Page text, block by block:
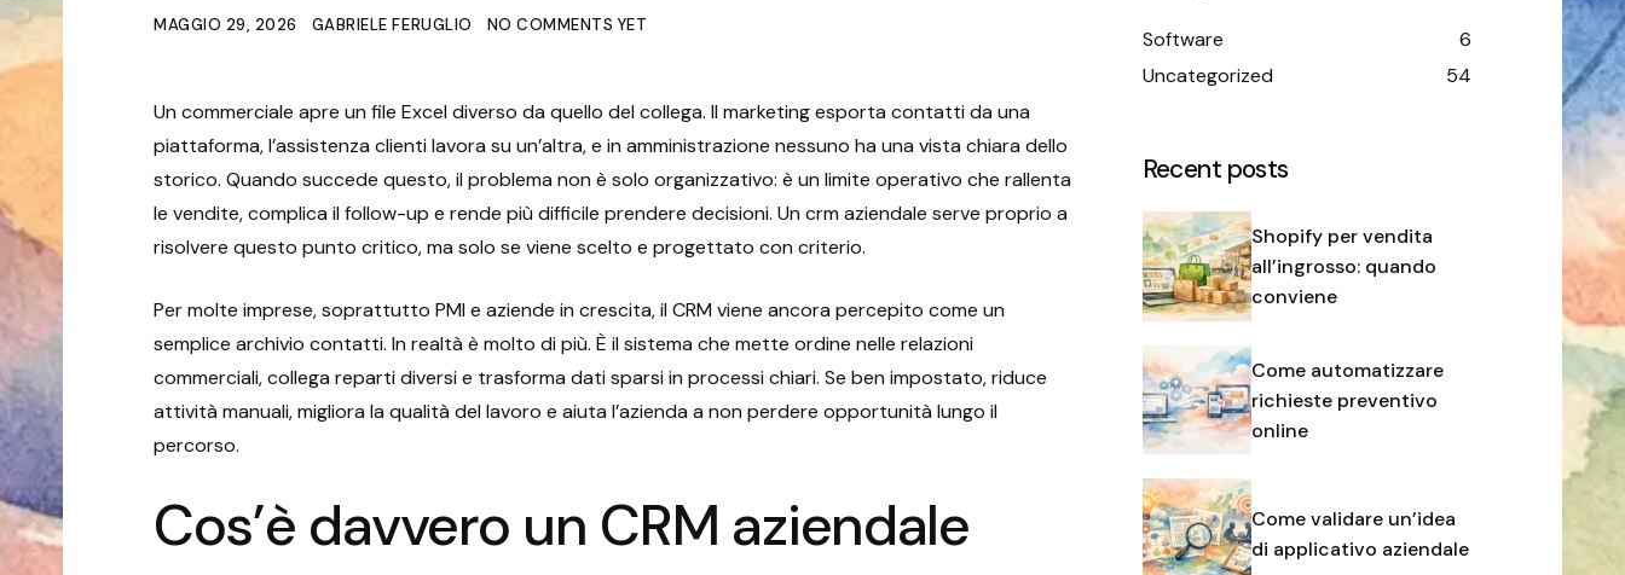
MAGGIO 29, 2026 GABRIELE FERUGLIO NO COMMENTS YET
Un commerciale apre un file Excel diverso da quello del collega. Il marketing esporta contatti da una
piattaforma, l’assistenza clienti lavora su un’altra, e in amministrazione nessuno ha una vista chiara dello
storico. Quando succede questo, il problema non è solo organizzativo: è un limite operativo che rallenta
le vendite, complica il follow-up e rende più difficile prendere decisioni. Un crm aziendale serve proprio a
risolvere questo punto critico, ma solo se viene scelto e progettato con criterio.
Per molte imprese, soprattutto PMI e aziende in crescita, il CRM viene ancora percepito come un
semplice archivio contatti. In realtà è molto di più. È il sistema che mette ordine nelle relazioni
commerciali, collega reparti diversi e trasforma dati sparsi in processi chiari. Se ben impostato, riduce
attività manuali, migliora la qualità del lavoro e aiuta l’azienda a non perdere opportunità lungo il
percorso.
Cos’è davvero un CRM aziendale
Software
6
Uncategorized
54
Recent posts
Shopify per vendita
all’ingrosso: quando
conviene
Come automatizzare
richieste preventivo
online
Come validare un’idea
di applicativo aziendale